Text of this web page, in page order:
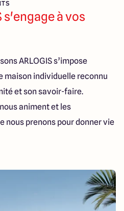
s'engage à vos
ARLOGIS s’impose
maison individuelle reconnu
et son savoir-faire.
animent et les
nous prenons pour donner vie